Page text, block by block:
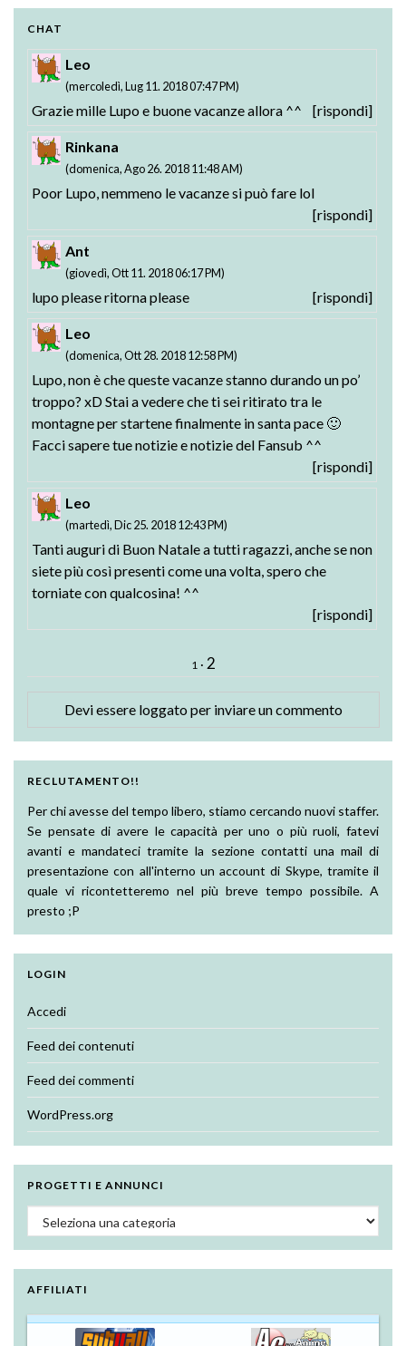
Strike the Blood - Valkyria no Oukoku-hen:
CHAT
Leo
(mercoledì, Lug 11. 2018 07:47 PM)
Grazie mille Lupo e buone vacanze allora ^^ [rispondi]
Rinkana
(domenica, Ago 26. 2018 11:48 AM)
Poor Lupo, nemmeno le vacanze si può fare lol
[rispondi]
Ant
(giovedì, Ott 11. 2018 06:17 PM)
lupo please ritorna please [rispondi]
Leo
(domenica, Ott 28. 2018 12:58 PM)
Lupo, non è che queste vacanze stanno durando un po’
troppo? xD Stai a vedere che ti sei ritirato tra le
montagne per startene finalmente in santa pace 🙂
Facci sapere tue notizie e notizie del Fansub ^^
[rispondi]
Leo
(martedì, Dic 25. 2018 12:43 PM)
Tanti auguri di Buon Natale a tutti ragazzi, anche se non
siete più così presenti come una volta, spero che
torniate con qualcosina! ^^
[rispondi]
1 · 2
Devi essere loggato per inviare un commento
RECLUTAMENTO!!
Per chi avesse del tempo libero, stiamo cercando nuovi staffer.
Se pensate di avere le capacità per uno o più ruoli, fatevi
avanti e mandateci tramite la sezione contatti una mail di
presentazione con all'interno un account di Skype, tramite il
quale vi ricontetteremo nel più breve tempo possibile. A
presto ;P
LOGIN
Accedi
Feed dei contenuti
Feed dei commenti
WordPress.org
PROGETTI E ANNUNCI
Progetti e annunci
AFFILIATI